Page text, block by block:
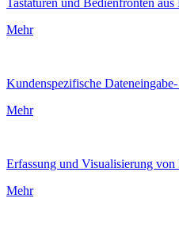
Tastaturen und Bedienfronten aus
Mehr
Kundenspezifische
Mehr
Erfassung und Visualisierung von
Mehr